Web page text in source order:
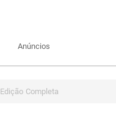
Anúncios
Edição Completa